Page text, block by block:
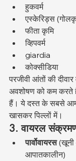
हुकवर्म
एस्केरिड्स
फीता कृमि
व्हिपवर्म
giardia
कोक्सीडिया
परजीवी आंतों की
अवशोषण को कम करते
हैं। ये दस्त के सबसे
खासकर पिल्लों में।
3. वायरल
पार्वोवायरस (खूनी
आपातकालीन)